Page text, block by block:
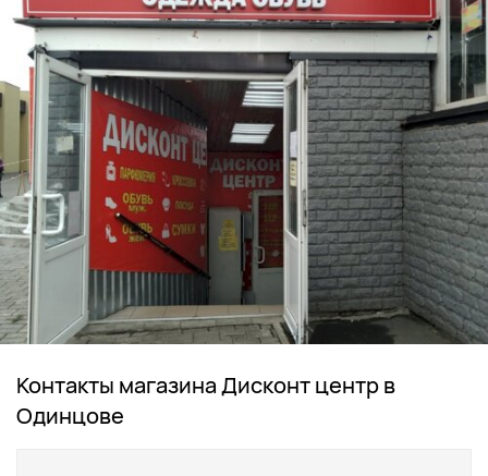
Контакты магазина Дисконт центр в
Одинцове